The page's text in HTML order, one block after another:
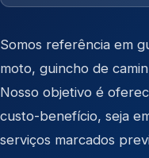
Somos referência em
moto, guincho de
Nosso objetivo é
custo-benefício, seja
serviços marcados